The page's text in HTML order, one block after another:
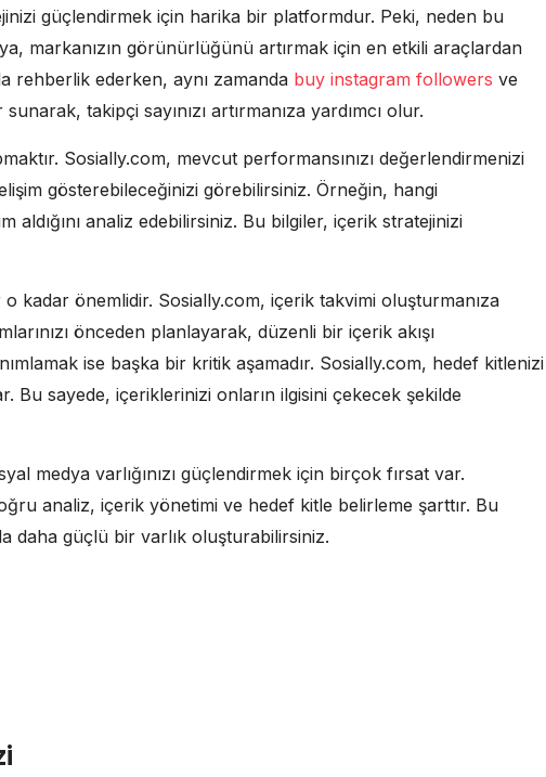
güçlendirmek için harika bir platformdur. Peki, neden bu
markanızın görünürlüğünü artırmak için en etkili araçlardan
rehberlik ederken, aynı zamanda buy instagram followers ve
takipçi sayınızı artırmanıza yardımcı olur.
Sosially.com, mevcut performansınızı değerlendirmenizi
gösterebileceğinizi görebilirsiniz. Örneğin, hangi
aldığını analiz edebilirsiniz. Bu bilgiler, içerik stratejinizi
kadar önemlidir. Sosially.com, içerik takvimi oluşturmanıza
önceden planlayarak, düzenli bir içerik akışı
ise başka bir kritik aşamadır. Sosially.com, hedef kitlenizi
Bu sayede, içeriklerinizi onların ilgisini çekecek şekilde
medya varlığınızı güçlendirmek için birçok fırsat var.
analiz, içerik yönetimi ve hedef kitle belirleme şarttır. Bu
daha güçlü bir varlık oluşturabilirsiniz.